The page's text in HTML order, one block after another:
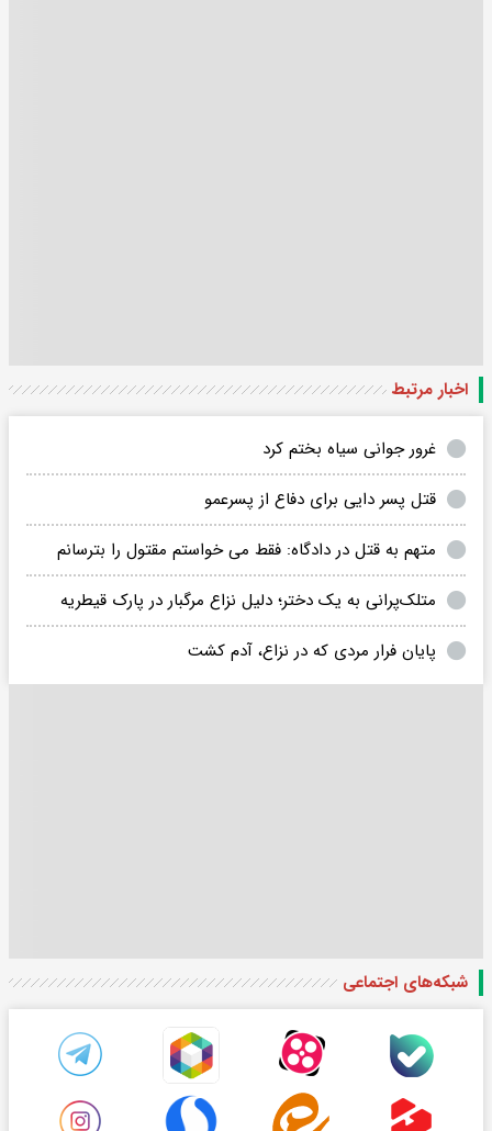
اخبار مرتبط
غرور جوانی سیاه بختم کرد
قتل پسر دایی برای دفاع از پسرعمو
متهم به قتل در دادگاه: فقط می خواستم مقتول را بترسانم
متلک‌پرانی به یک دختر؛ دلیل نزاع مرگبار در پارک قیطریه
پایان فرار مردی که در نزاع، آدم کشت
شبکه‌های اجتماعی